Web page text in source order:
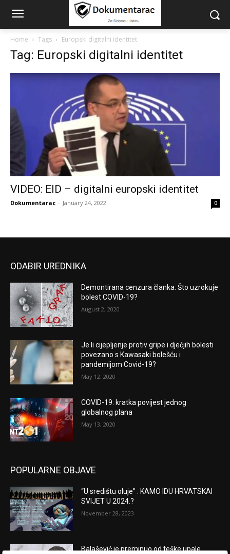
Home Tags Europski digitalni identitet
Tag: Europski digitalni identitet
VIDEO: EID – digitalni europski identitet
Dokumentarac - January 24, 2022 0
ODABIR UREDNIKA
Demontirana cenzura članka: Što uzrokuje
bolest COVID-19?
August 2, 2020
Je li cijepljenje protiv gripe i dječjih bolesti
povezano s Kawasaki bolešću i
pandemijom Covid-19?
May 12, 2020
COVID-19: kratka povijest jednog
globalnog plana
May 13, 2020
POPULARNE OBJAVE
“U središtu oluje” : KAMO IDU HRVATSKAI
SVIJET U 2024.?
November 28, 2023
Balašević je preminuo od teške upale